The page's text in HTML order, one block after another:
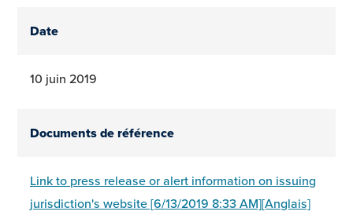
Date
10 juin 2019
Documents de référence
Link to press release or alert information on issuing
jurisdiction's website [6/13/2019 8:33 AM][Anglais]